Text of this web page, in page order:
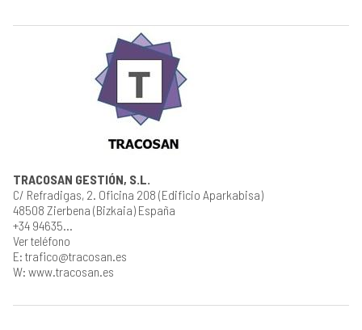
TRACOSAN GESTIÓN, S.L.
C/ Refradigas, 2. Oficina 208 (Edificio Aparkabisa)
48508 Zierbena (Bizkaia) España
+34 94635...
Ver teléfono
E: trafico@tracosan.es
W: www.tracosan.es